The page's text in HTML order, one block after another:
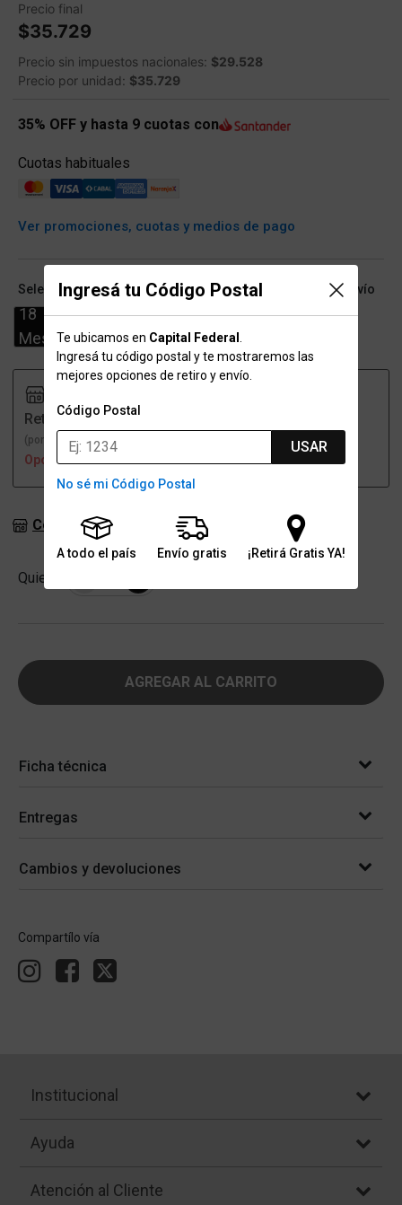
Ingresá tu Código Postal
Te ubicamos en Capital Federal
Ingresá tu código postal y te mostraremos las
mejores opciones de retiro y envío.
Código Postal
USAR
No sé mi Código Postal
A todo el país Envío gratis ¡Retirá Gratis YA!
Precio final
$35.729
Precio sin impuestos nacionales: $29.528
Precio por unidad: $35.729
35% OFF y hasta 9 cuotas con
Cuotas habituales
Ver promociones, cuotas y medios de pago
Seleccioná talle (ARG) y conocé las opciones de retiro/envío
18
Meses
Retiro
(por una sucursal)
Opción no disponible Opción no disponible
Consultar stock en sucursales
Quiero
AGREGAR AL CARRITO
Ficha técnica
Entregas
Cambios y devoluciones
Compartílo vía
Institucional
Ayuda
Atención al Cliente